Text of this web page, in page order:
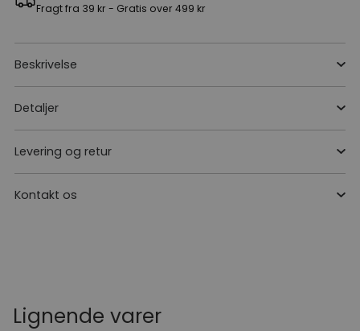
Fragt fra 39 kr - Gratis over 499 kr
Beskrivelse
Detaljer
Levering og retur
Kontakt os
Lignende varer